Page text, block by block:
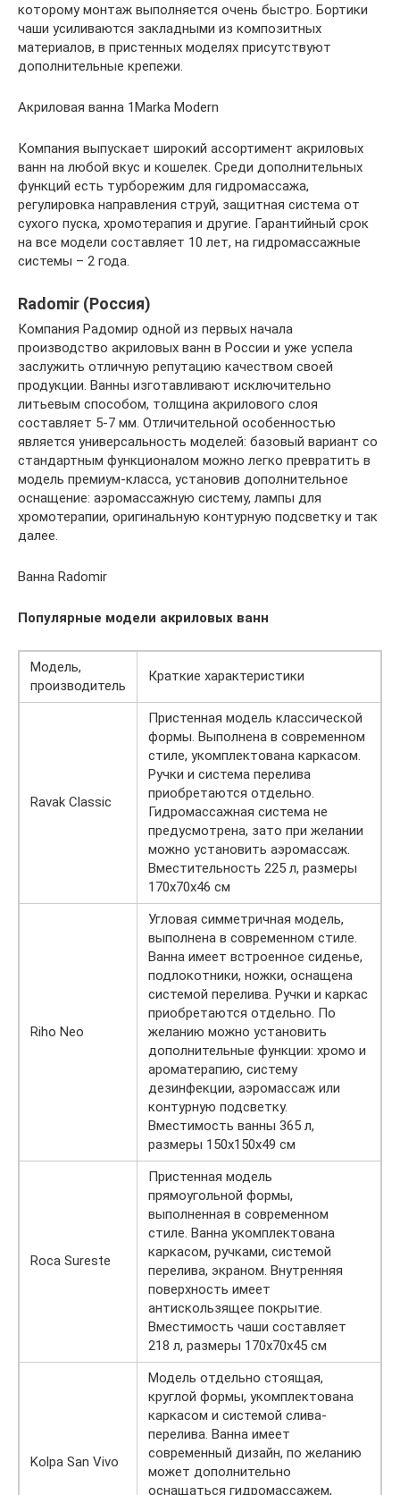
которому монтаж выполняется очень быстро. Бортики
чаши усиливаются закладными из композитных
материалов, в пристенных моделях присутствуют
дополнительные крепежи.
Акриловая ванна 1Marka Modern
Компания выпускает широкий ассортимент акриловых
ванн на любой вкус и кошелек. Среди дополнительных
функций есть турборежим для гидромассажа,
регулировка направления струй, защитная система от
сухого пуска, хромотерапия и другие. Гарантийный срок
на все модели составляет 10 лет, на гидромассажные
системы – 2 года.
Radomir (Россия)
Компания Радомир одной из первых начала
производство акриловых ванн в России и уже успела
заслужить отличную репутацию качеством своей
продукции. Ванны изготавливают исключительно
литьевым способом, толщина акрилового слоя
составляет 5-7 мм. Отличительной особенностью
является универсальность моделей: базовый вариант со
стандартным функционалом можно легко превратить в
модель премиум-класса, установив дополнительное
оснащение: аэромассажную систему, лампы для
хромотерапии, оригинальную контурную подсветку и так
далее.
Ванна Radomir
Популярные модели акриловых ванн
Модель,
производитель
Краткие характеристики
Ravak Classic
Пристенная модель классической
формы. Выполнена в современном
стиле, укомплектована каркасом.
Ручки и система перелива
приобретаются отдельно.
Гидромассажная система не
предусмотрена, зато при желании
можно установить аэромассаж.
Вместительность 225 л, размеры
170х70х46 см
Riho Neo
Угловая симметричная модель,
выполнена в современном стиле.
Ванна имеет встроенное сиденье,
подлокотники, ножки, оснащена
системой перелива. Ручки и каркас
приобретаются отдельно. По
желанию можно установить
дополнительные функции: хромо и
ароматерапию, систему
дезинфекции, аэромассаж или
контурную подсветку.
Вместимость ванны 365 л,
размеры 150х150х49 см
Roca Sureste
Пристенная модель
прямоугольной формы,
выполненная в современном
стиле. Ванна укомплектована
каркасом, ручками, системой
перелива, экраном. Внутренняя
поверхность имеет
антискользящее покрытие.
Вместимость чаши составляет
218 л, размеры 170х70х45 см
Kolpa San Vivo
Модель отдельно стоящая,
круглой формы, укомплектована
каркасом и системой слива-
перелива. Ванна имеет
современный дизайн, по желанию
может дополнительно
оснащаться гидромассажем,